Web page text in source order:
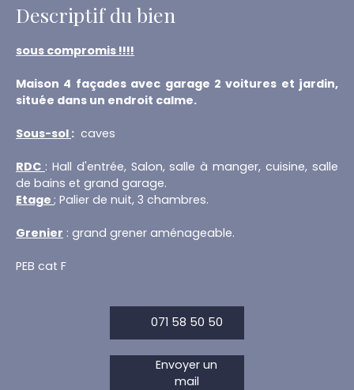
Descriptif du bien
sous compromis !!!!
Maison 4 façades avec garage 2 voitures et jardin,
située dans un endroit calme.
Sous-sol : caves
RDC : Hall d'entrée, Salon, salle à manger, cuisine, salle
de bains et grand garage.
Etage ; Palier de nuit, 3 chambres.
Grenier : grand grener aménageable.
PEB cat F
071 58 50 50
Envoyer un
mail